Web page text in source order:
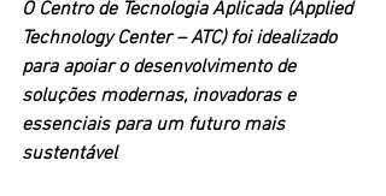
O Centro de Tecnologia Aplicada (Applied
Technology Center – ATC) foi idealizado
para apoiar o desenvolvimento de
soluções modernas, inovadoras e
essenciais para um futuro mais
sustentável